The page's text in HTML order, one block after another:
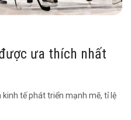
ưa thích nhất
tế phát triển mạnh mẽ, tỉ lệ